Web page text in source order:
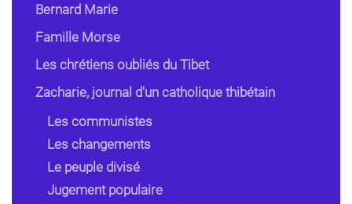
Bernard Marie
Famille Morse
Les chrétiens oubliés du Tibet
Zacharie, journal d'un catholique thibétain
Les communistes
Les changements
Le peuple divisé
Jugement populaire